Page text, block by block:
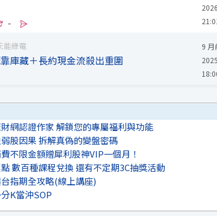
-
能綠電
9 月
庫藏＋長約現金流殺出重圍
網認證作家 解鎖您的專屬福利與功能
股因果 拆解真偽的變盤密碼
不限金額贈犀利股神VIP一個月！
數百種課程兌換 還有不定期3C抽獎活動
指期全攻略(線上講座)
K當沖SOP